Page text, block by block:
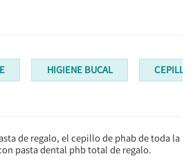
HIGIENE BUCAL
de regalo, el cepillo de phab de toda la
pasta dental phb total de regalo.